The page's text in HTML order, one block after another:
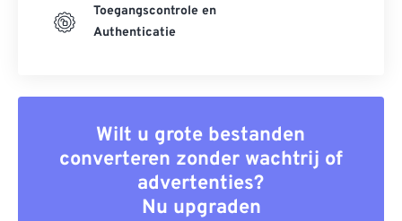
Toegangscontrole en
Authenticatie
Wilt u grote bestanden
converteren zonder wachtrij of
advertenties?
Nu upgraden